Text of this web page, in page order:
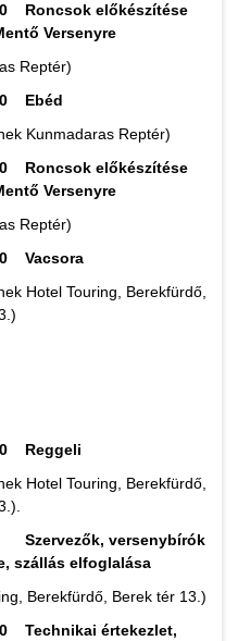
Roncsok előkészítése
Versenyre
Reptér)
Ebéd
Kunmadaras Reptér)
Roncsok előkészítése
Versenyre
Reptér)
Vacsora
Hotel Touring, Berekfürdő,
Reggeli
Hotel Touring, Berekfürdő,
versenybírók
szállás elfoglalása
Berekfürdő, Berek tér 13.)
Technikai értekezlet,